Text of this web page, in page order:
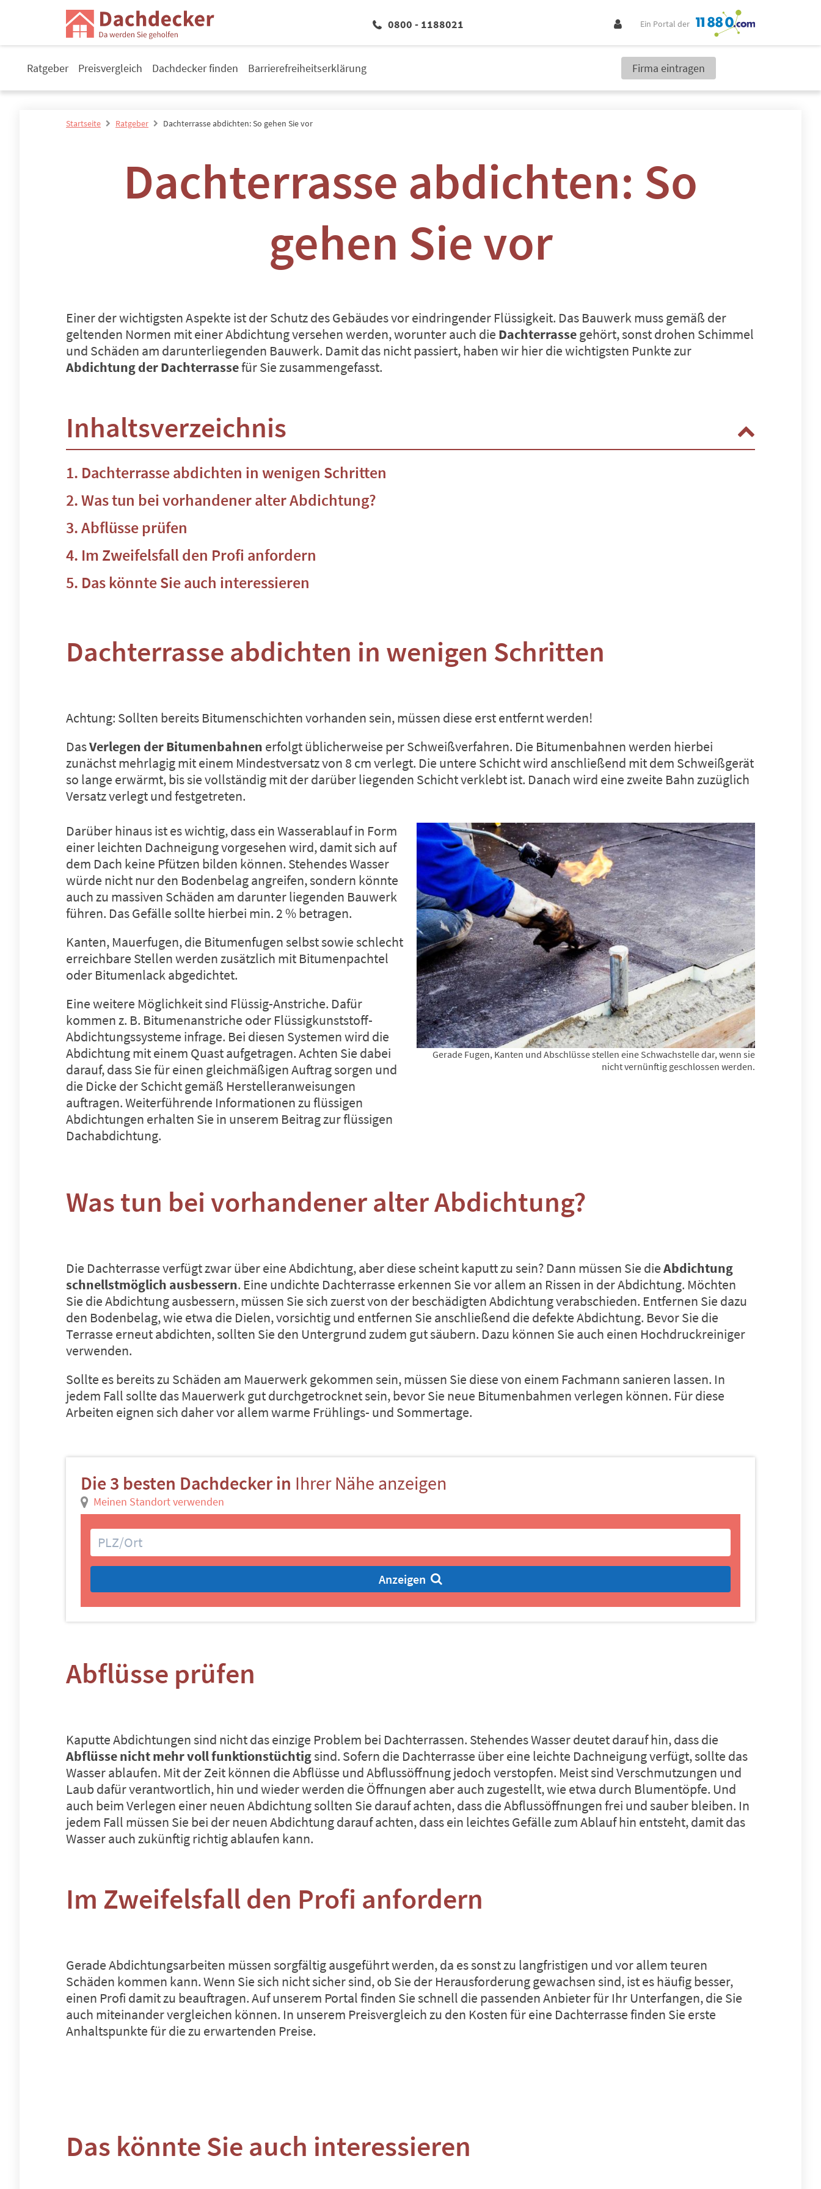
0800 - 1188021 Ein Portal der
Ratgeber Preisvergleich Dachdecker finden Barrierefreiheitserklärung Firma eintragen
Startseite Ratgeber Dachterrasse abdichten: So gehen Sie vor
Dachterrasse abdichten: So
gehen Sie vor
Einer der wichtigsten Aspekte ist der Schutz des Gebäudes vor eindringender Flüssigkeit. Das Bauwerk muss gemäß der
geltenden Normen mit einer Abdichtung versehen werden, worunter auch die Dachterrassegehört, sonst drohen Schimmel
und Schäden am darunterliegenden Bauwerk. Damit das nicht passiert, haben wir hier die wichtigsten Punkte zur
Abdichtung der Dachterrassefür Sie zusammengefasst.
Inhaltsverzeichnis
Dachterrasse abdichten in wenigen Schritten
Was tun bei vorhandener alter Abdichtung?
Abflüsse prüfen
Im Zweifelsfall den Profi anfordern
Das könnte Sie auch interessieren
Dachterrasse abdichten in wenigen Schritten
Achtung: Sollten bereits Bitumenschichten vorhanden sein, müssen diese erst entfernt werden!
DasVerlegen der Bitumenbahnen erfolgt üblicherweise per Schweißverfahren. Die Bitumenbahnen werden hierbei
zunächst mehrlagig mit einem Mindestversatz von 8 cm verlegt. Die untere Schicht wird anschließend mit dem Schweißgerät
so lange erwärmt, bis sie vollständig mit der darüber liegenden Schicht verklebt ist. Danach wird eine zweite Bahn zuzüglich
Versatz verlegt und festgetreten.
Darüber hinaus ist es wichtig, dass ein Wasserablauf in Form
einer leichten Dachneigung vorgesehen wird, damit sich auf
dem Dach keine Pfützen bilden können. Stehendes Wasser
würde nicht nur den Bodenbelag angreifen, sondern könnte
auch zu massiven Schäden am darunter liegenden Bauwerk
führen. Das Gefälle sollte hierbei min. 2 % betragen.
Kanten, Mauerfugen, die Bitumenfugen selbst sowie schlecht
erreichbare Stellen werden zusätzlich mit Bitumenpachtel
oder Bitumenlack abgedichtet.
Eine weitere Möglichkeit sind Flüssig-Anstriche. Dafür
kommen z. B. Bitumenanstriche oder Flüssigkunststoff-
Abdichtungssysteme infrage. Bei diesen Systemen wird die
Abdichtung mit einem Quast aufgetragen. Achten Sie dabei
darauf, dass Sie für einen gleichmäßigen Auftrag sorgen und
die Dicke der Schicht gemäß Herstelleranweisungen
auftragen. Weiterführende Informationen zu flüssigen
Abdichtungen erhalten Sie in unserem Beitrag zurflüssigen
Dachabdichtung.
Gerade Fugen, Kanten und Abschlüsse stellen eine Schwachstelle dar, wenn sie
nicht vernünftig geschlossen werden.
Was tun bei vorhandener alter Abdichtung?
Die Dachterrasse verfügt zwar über eine Abdichtung, aber diese scheint kaputt zu sein? Dann müssen Sie dieAbdichtung
schnellstmöglich ausbessern. Eine undichte Dachterrasse erkennen Sie vor allem an Rissen in der Abdichtung. Möchten
Sie die Abdichtung ausbessern, müssen Sie sich zuerst von der beschädigten Abdichtung verabschieden. Entfernen Sie dazu
den Bodenbelag, wie etwa die Dielen, vorsichtig und entfernen Sie anschließend die defekte Abdichtung. Bevor Sie die
Terrasse erneut abdichten, sollten Sie den Untergrund zudem gut säubern. Dazu können Sie auch einen Hochdruckreiniger
verwenden.
Sollte es bereits zu Schäden am Mauerwerk gekommen sein, müssen Sie diese von einem Fachmann sanieren lassen. In
jedem Fall sollte das Mauerwerk gut durchgetrocknet sein, bevor Sie neue Bitumenbahmen verlegen können. Für diese
Arbeiten eignen sich daher vor allem warme Frühlings- und Sommertage.
Die 3 besten Dachdecker in Ihrer Nähe anzeigen
Meinen Standort verwenden
Anzeigen
Abflüsse prüfen
Kaputte Abdichtungen sind nicht das einzige Problem bei Dachterrassen. Stehendes Wasser deutet darauf hin, dass die
Abflüsse nicht mehr voll funktionstüchtigsind. Sofern die Dachterrasse über eine leichte Dachneigung verfügt, sollte das
Wasser ablaufen. Mit der Zeit können die Abflüsse und Abflussöffnung jedoch verstopfen. Meist sind Verschmutzungen und
Laub dafür verantwortlich, hin und wieder werden die Öffnungen aber auch zugestellt, wie etwa durch Blumentöpfe. Und
auch beim Verlegen einer neuen Abdichtung sollten Sie darauf achten, dass die Abflussöffnungen frei und sauber bleiben. In
jedem Fall müssen Sie bei der neuen Abdichtung darauf achten, dass ein leichtes Gefälle zum Ablauf hin entsteht, damit das
Wasser auch zukünftig richtig ablaufen kann.
Im Zweifelsfall den Profi anfordern
Gerade Abdichtungsarbeiten müssen sorgfältig ausgeführt werden, da es sonst zu langfristigen und vor allem teuren
Schäden kommen kann. Wenn Sie sich nicht sicher sind, ob Sie der Herausforderung gewachsen sind, ist es häufig besser,
einen Profi damit zu beauftragen. Auf unserem Portal finden Sie schnell die passenden Anbieter für Ihr Unterfangen, die Sie
auch miteinander vergleichen können. In unserem Preisvergleich zu den Kosten für eine Dachterrassefinden Sie erste
Anhaltspunkte für die zu erwartenden Preise.
Das könnte Sie auch interessieren